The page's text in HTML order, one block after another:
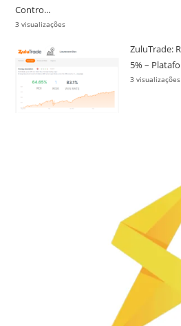
Contro...
3 visualizações
ZuluTrade:
5% –
3 visualizações